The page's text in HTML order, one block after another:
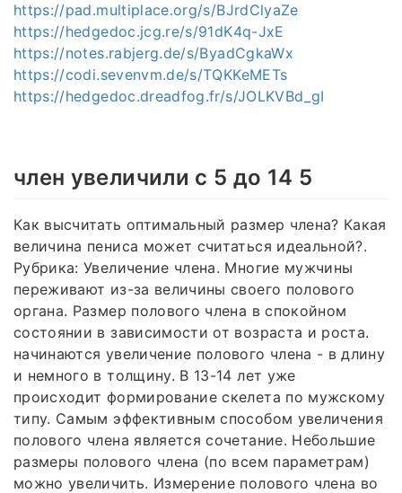
https://pad.multiplace.org/s/BJrdClyaZe
https://hedgedoc.jcg.re/s/91dK4q-JxE
https://notes.rabjerg.de/s/ByadCgkaWx
https://codi.sevenvm.de/s/TQKKeMETs
https://hedgedoc.dreadfog.fr/s/JOLKVBd_gI
член увеличили с 5 до 14 5
Как высчитать оптимальный размер члена? Какая
величина пениса может считаться идеальной?.
Рубрика: Увеличение члена. Многие мужчины
переживают из-за величины своего полового
органа. Размер полового члена в спокойном
состоянии в зависимости от возраста и роста.
начинаются увеличение полового члена - в длину
и немного в толщину. В 13-14 лет уже
происходит формирование скелета по мужскому
типу. Самым эффективным способом увеличения
полового члена является сочетание. Небольшие
размеры полового члена (по всем параметрам)
можно увеличить. Измерение полового члена во